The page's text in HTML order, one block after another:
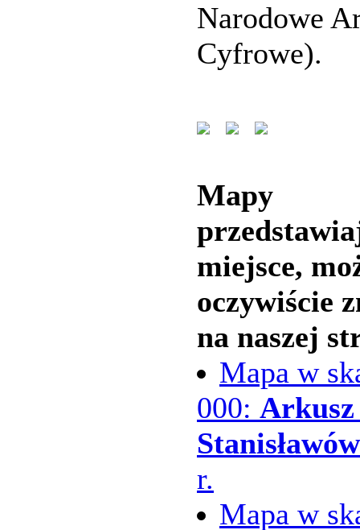
Narodowe
Cyfrowe).
Mapy
miejsce,
oczywiście
na naszej
Mapa w
000: Arkusz
Stanisławów
r.
Mapa w